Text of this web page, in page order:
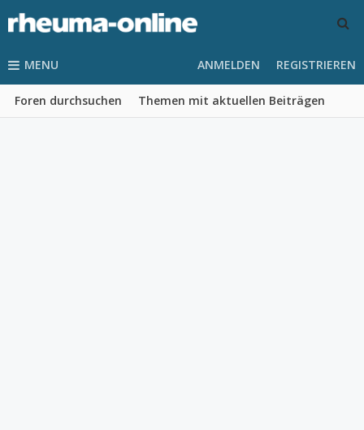
MENU
Foren durchsuchen Themen mit aktuellen Beiträgen
ANMELDEN REGISTRIEREN